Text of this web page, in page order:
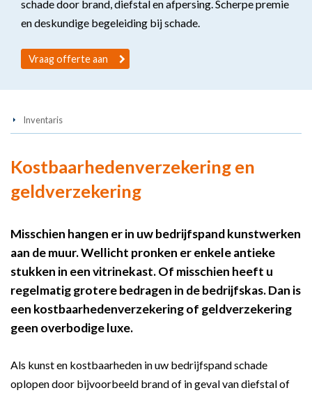
schade door brand, diefstal en afpersing. Scherpe premie
en deskundige begeleiding bij schade.
Vraag offerte aan
Inventaris
Kostbaarhedenverzekering en
geldverzekering
Misschien hangen er in uw bedrijfspand kunstwerken
aan de muur. Wellicht pronken er enkele antieke
stukken in een vitrinekast. Of misschien heeft u
regelmatig grotere bedragen in de bedrijfskas. Dan is
een kostbaarhedenverzekering of geldverzekering
geen overbodige luxe.
Als kunst en kostbaarheden in uw bedrijfspand schade
oplopen door bijvoorbeeld brand of in geval van diefstal of